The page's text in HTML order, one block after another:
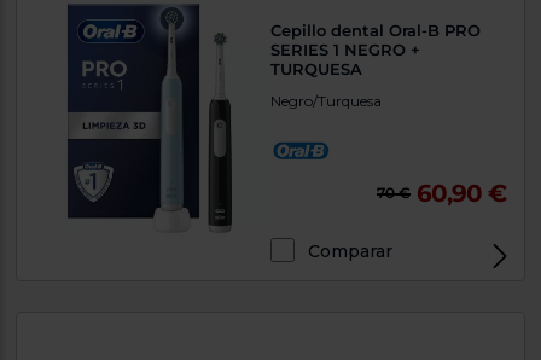
Cepillo dental Oral-B PRO
SERIES 1 NEGRO +
TURQUESA
Negro/Turquesa
70 € 60,90 €
Comparar